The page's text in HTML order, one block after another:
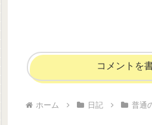
コメントを
ホーム 日記 普通